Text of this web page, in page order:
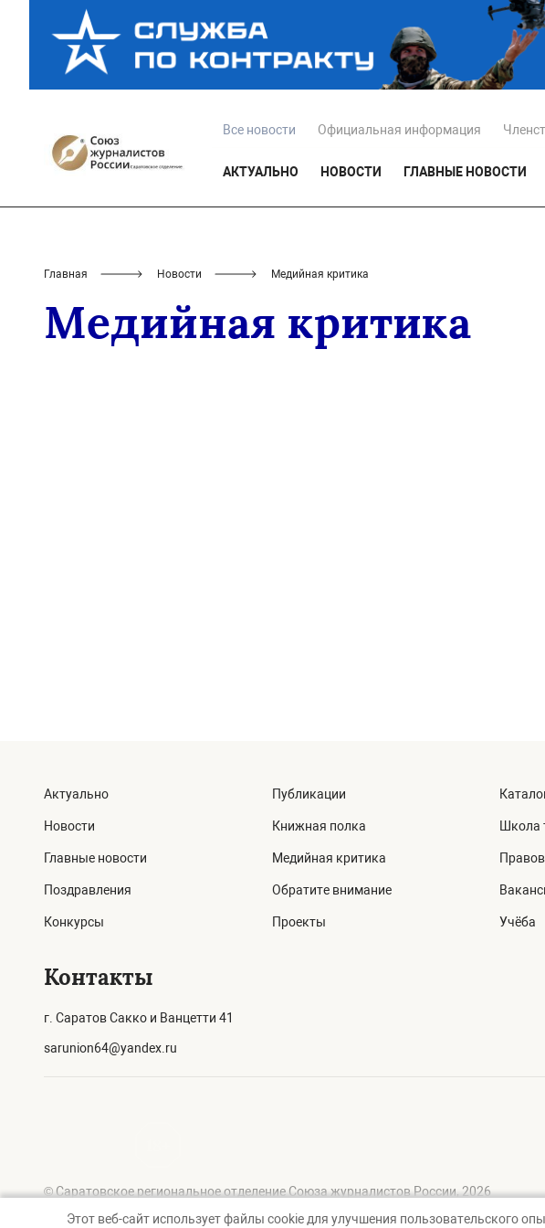
Все новости Официальная информация
АКТУАЛЬНО НОВОСТИ ГЛАВНЫЕ НОВОСТИ
Главная Новости Медийная критика
Медийная критика
Актуально
Новости
Главные новости
Поздравления
Конкурсы
Публикации
Книжная полка
Медийная критика
Обратите внимание
Проекты
Школа
Учёба
Контакты
г. Саратов Сакко и Ванцетти 41
sarunion64@yandex.ru
© Саратовское региональное отделение Союза журналистов России, 2026
Этот веб-сайт использует файлы cookie для улучшения пользовательского